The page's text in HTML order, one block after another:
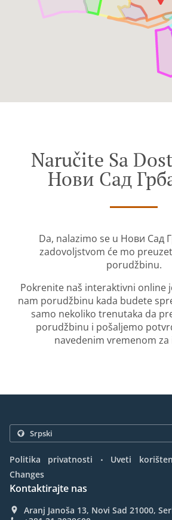
Naručite Sa
Нови Сад
Da, nalazimo se u Нови Сад
zadovoljstvom će mo
porudžbinu.
Pokrenite naš interaktivni online
nam porudžbinu kada budete
samo nekoliko trenutaka da
porudžbinu i pošaljemo
navedenim vremenom
Politika privatnosti . Uveti
Changes
Kontaktirajte nas
Aranj Janoša 13, Novi Sad 21000,